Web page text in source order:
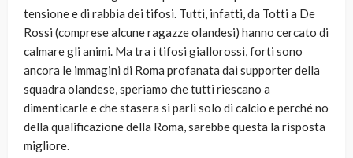
tensione e di rabbia dei tifosi. Tutti, infatti, da Totti a De
Rossi (comprese alcune ragazze olandesi) hanno cercato di
calmare gli animi. Ma tra i tifosi giallorossi, forti sono
ancora le immagini di Roma profanata dai supporter della
squadra olandese, speriamo che tutti riescano a
dimenticarle e che stasera si parli solo di calcio e perché no
della qualificazione della Roma, sarebbe questa la risposta
migliore.